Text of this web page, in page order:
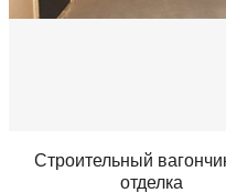
Строительный
отделка